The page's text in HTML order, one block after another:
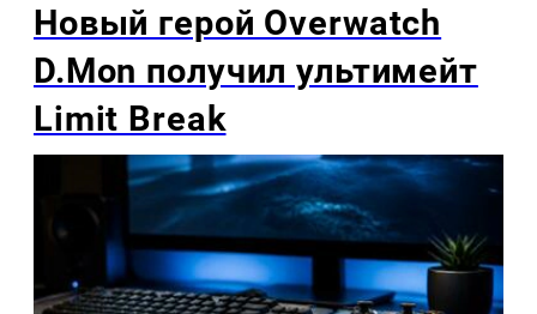
Новый герой Overwatch
D.Mon получил ультимейт
Limit Break